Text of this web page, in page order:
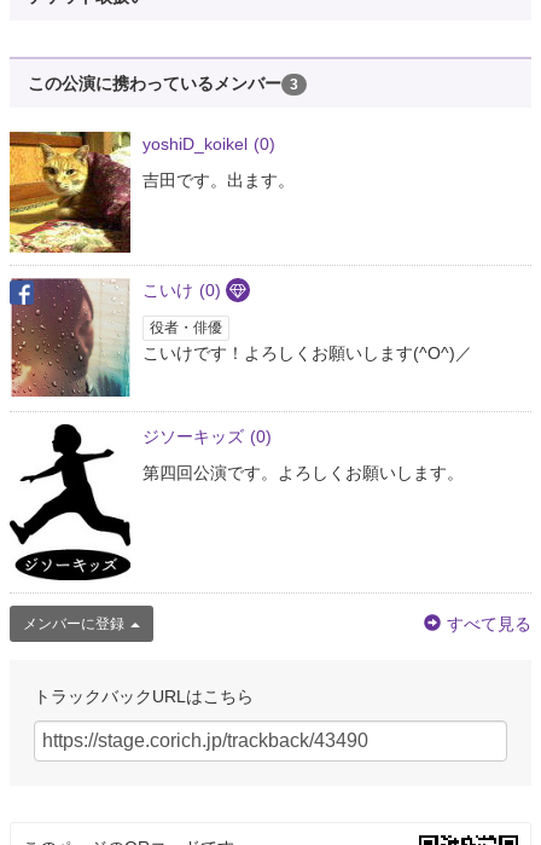
この公演に携わっているメンバー 3
yoshiD_koikel (0)
吉田です。出ます。
こいけ (0)
役者・俳優
こいけです！よろしくお願いします(^O^)／
ジソーキッズ (0)
第四回公演です。よろしくお願いします。
メンバーに登録 すべて見る
トラックバックURLはこちら